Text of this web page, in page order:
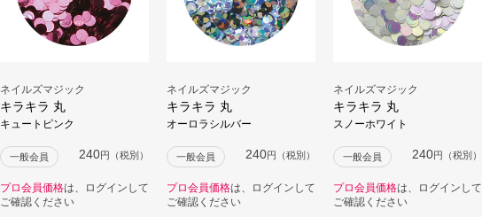
ネイルズマジック
キラキラ 丸
キュートピンク
一般会員 240円（税別）
プロ会員価格は、ログインして
ご確認ください
ネイルズマジック
キラキラ 丸
オーロラシルバー
一般会員 240円（税別）
プロ会員価格は、ログインして
ご確認ください
ネイルズマジック
キラキラ 丸
スノーホワイト
一般会員 240円（税別）
プロ会員価格は、ログインして
ご確認ください